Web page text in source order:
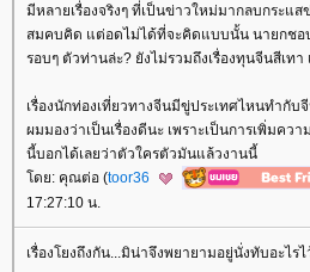
มีหลายเรื่องจริงๆ ที่เป็นข่าวใหม่มากลบกระแ
สมคบคิด แต่อดไม่ได้ที่จะคิดแบบนั้น นายกชอ
รอบๆ ตัวท่านล่ะ? ยังไม่รวมถึงเรื่องทุนจีนสีเท
เรื่องนักท่องเที่ยวทางจีนมีขู่ประเทศไหนทำกั
ผมมองว่าเป็นเรื่องดีนะ เพราะเป็นการเพิ่มคว
นี้บอกได้เลยว่าตัวใครตัวมันแล้วงานนี้
ดย: คุณต่อ (toor36
17:27:10 น.
เรื่องโยงถึงกัน...มิน่าจึงพยายามอยู่นั่งทับอะไร